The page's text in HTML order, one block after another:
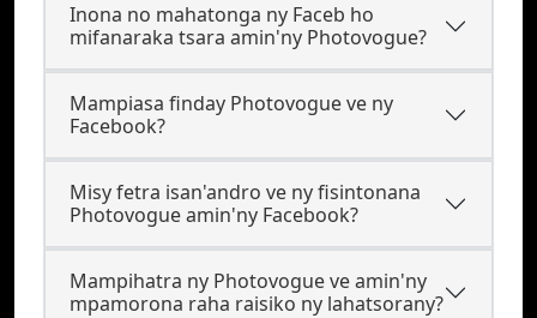
Inona no mahatonga ny Faceb ho
mifanaraka tsara amin'ny Photovogue?
Mampiasa finday Photovogue ve ny
Facebook?
Misy fetra isan'andro ve ny fisintonana
Photovogue amin'ny Facebook?
Mampihatra ny Photovogue ve amin'ny
mpamorona raha raisiko ny lahatsorany?